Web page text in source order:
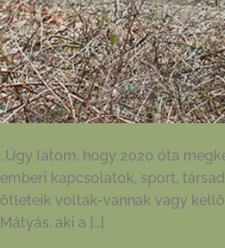
,,Úgy látom, hogy 2020 óta
emberi kapcsolatok, sport,
ötleteik voltak-vannak vagy
Mátyás, aki a […]